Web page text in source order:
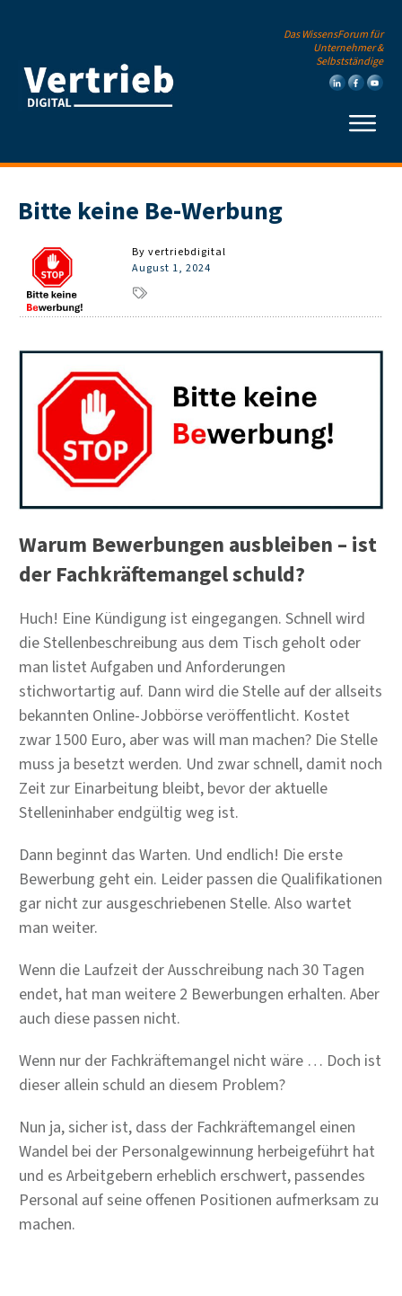
Das WissensForum für
Unternehmer &
Selbstständige
Bitte keine Be-Werbung
By vertriebdigital
August 1, 2024
Warum Bewerbungen ausbleiben – ist
der Fachkräftemangel schuld?
Huch! Eine Kündigung ist eingegangen. Schnell wird
die Stellenbeschreibung aus dem Tisch geholt oder
man listet Aufgaben und Anforderungen
stichwortartig auf. Dann wird die Stelle auf der allseits
bekannten Online-Jobbörse veröffentlicht. Kostet
zwar 1500 Euro, aber was will man machen? Die Stelle
muss ja besetzt werden. Und zwar schnell, damit noch
Zeit zur Einarbeitung bleibt, bevor der aktuelle
Stelleninhaber endgültig weg ist.
Dann beginnt das Warten. Und endlich! Die erste
Bewerbung geht ein. Leider passen die Qualifikationen
gar nicht zur ausgeschriebenen Stelle. Also wartet
man weiter.
Wenn die Laufzeit der Ausschreibung nach 30 Tagen
endet, hat man weitere 2 Bewerbungen erhalten. Aber
auch diese passen nicht.
Wenn nur der Fachkräftemangel nicht wäre … Doch ist
dieser allein schuld an diesem Problem?
Nun ja, sicher ist, dass der Fachkräftemangel einen
Wandel bei der Personalgewinnung herbeigeführt hat
und es Arbeitgebern erheblich erschwert, passendes
Personal auf seine offenen Positionen aufmerksam zu
machen.